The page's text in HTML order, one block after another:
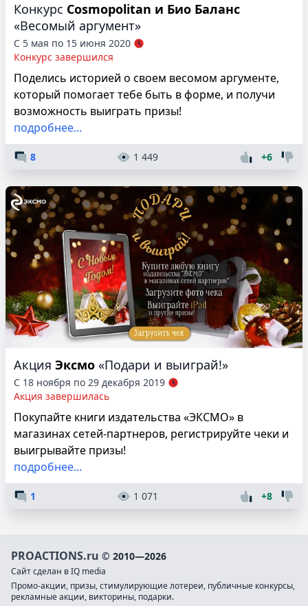
Конкурс Cosmopolitan и Био Баланс
«Весомый аргумент»
С 5 мая по 15 июня 2020
Конкурс завершился
Поделись историей о своем весомом аргументе,
который помогает тебе быть в форме, и получи
возможность выиграть призы!
подробнее...
8 1 449 +6
Акция Эксмо «Подари и выиграй!»
С 18 ноября по 29 декабря 2019
Акция завершилась
Покупайте книги издательства «ЭКСМО» в
магазинах сетей-партнеров, регистрируйте чеки и
выигрывайте призы!
подробнее...
1 1 071 +8
PROACTIONS.ru © 2010—2026
Сайт сделан в IQ media
Промо-акции, призы, стимулирующие лотереи, публичные конкурсы,
рекламные акции, викторины, подарки.